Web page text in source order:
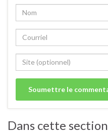
Dans cette section